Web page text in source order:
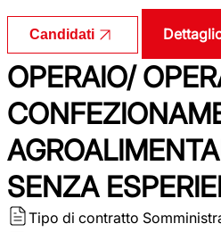
Candidati
OPERAIO/
SENZA
Tipo di contratto